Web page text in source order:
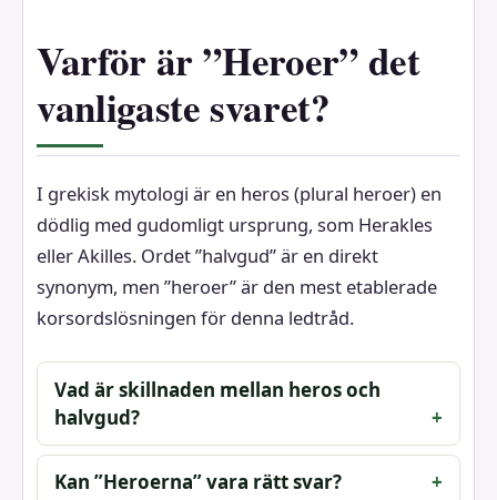
Varför är ”Heroer” det
vanligaste svaret?
I grekisk mytologi är en heros (plural heroer) en
dödlig med gudomligt ursprung, som Herakles
eller Akilles. Ordet ”halvgud” är en direkt
synonym, men ”heroer” är den mest etablerade
korsordslösningen för denna ledtråd.
Vad är skillnaden mellan heros och
halvgud?
Kan ”Heroerna” vara rätt svar?